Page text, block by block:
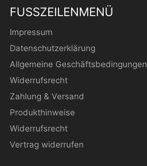
FUSSZEILENMENÜ
Impressum
Datenschutzerklärung
Allgemeine Geschäftsbedingungen
Widerrufsrecht
Zahlung & Versand
Produkthinweise
Widerrufsrecht
Vertrag widerrufen